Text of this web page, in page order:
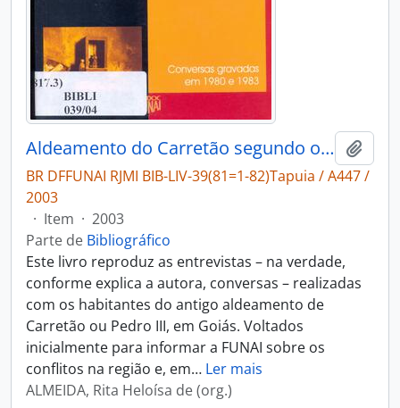
Aldeamento do Carretão segundo os seus herdeiros Tapuios: conversas gravadas em 1980 e 1983
BR DFFUNAI RJMI BIB-LIV-39(81=1-82)Tapuia / A447 /
2003
· Item · 2003
Parte de Bibliográfico
Este livro reproduz as entrevistas – na verdade,
conforme explica a autora, conversas – realizadas
com os habitantes do antigo aldeamento de
Carretão ou Pedro III, em Goiás. Voltados
inicialmente para informar a FUNAI sobre os
conflitos na região e, em… Ler mais
ALMEIDA, Rita Heloísa de (org.)